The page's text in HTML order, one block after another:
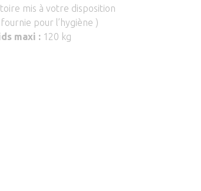
mis à votre disposition
pour l’hygiène )
maxi :120 kg